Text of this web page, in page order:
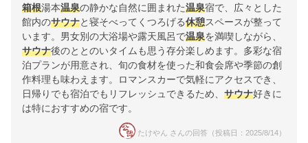
箱根湯本温泉の静かな自然に囲まれた温泉宿で、広々とした
館内のサウナと寝そべってくつろげる休憩スペースが整って
います。男女別の大浴場や露天風呂で温泉を満喫しながら、
サウナ後のととのいタイムも思う存分楽しめます。多彩な宿
泊プランが用意され、旬の食材を使った和食会席や季節の創
作料理も味わえます。ロマンスカーで気軽にアクセスでき、
日帰りでも宿泊でもリフレッシュできるため、 サウナ好きに
は特におすすめの宿です。
たけやん さんの回答（投稿日：2025/8/14）